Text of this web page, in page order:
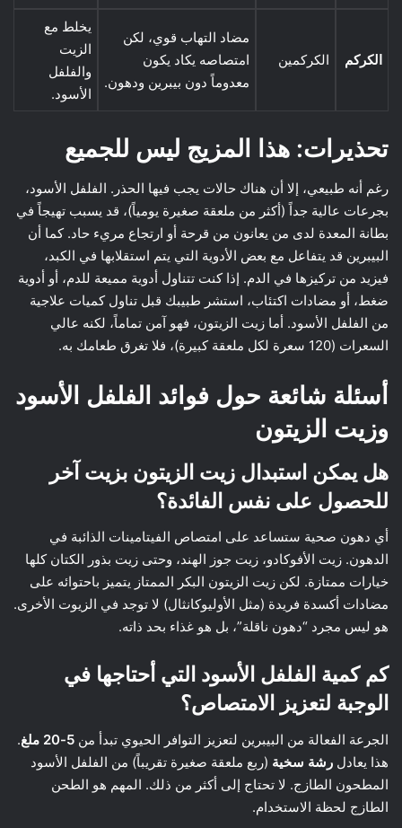
الكركم الكركمين
مضاد التهاب قوي، لكن
امتصاصه يكاد يكون
معدوماً دون بيبرين ودهون.
يخلط مع
الزيت
والفلفل
الأسود.
تحذيرات: هذا المزيج ليس للجميع
رغم أنه طبيعي، إلا أن هناك حالات يجب فيها الحذر. الفلفل الأسود،
بجرعات عالية جداً (أكثر من ملعقة صغيرة يومياً)، قد يسبب تهيجاً في
بطانة المعدة لدى من يعانون من قرحة أو ارتجاع مريء حاد. كما أن
البيبرين قد يتفاعل مع بعض الأدوية التي يتم استقلابها في الكبد،
فيزيد من تركيزها في الدم. إذا كنت تتناول أدوية مميعة للدم، أو أدوية
ضغط، أو مضادات اكتئاب، استشر طبيبك قبل تناول كميات علاجية
من الفلفل الأسود. أما زيت الزيتون، فهو آمن تماماً، لكنه عالي
السعرات (120 سعرة لكل ملعقة كبيرة)، فلا تغرق طعامك به.
أسئلة شائعة حول فوائد الفلفل الأسود
وزيت الزيتون
هل يمكن استبدال زيت الزيتون بزيت آخر
للحصول على نفس الفائدة؟
أي دهون صحية ستساعد على امتصاص الفيتامينات الذائبة في
الدهون. زيت الأفوكادو، زيت جوز الهند، وحتى زيت بذور الكتان كلها
خيارات ممتازة. لكن زيت الزيتون البكر الممتاز يتميز باحتوائه على
مضادات أكسدة فريدة (مثل الأوليوكانثال) لا توجد في الزيوت الأخرى.
هو ليس مجرد “دهون ناقلة”، بل هو غذاء بحد ذاته.
كم كمية الفلفل الأسود التي أحتاجها في
الوجبة لتعزيز الامتصاص؟
الجرعة الفعالة من البيبرين لتعزيز التوافر الحيوي تبدأ من 5-20 ملغ
.
هذا يعادل رشة سخية (ربع ملعقة صغيرة تقريباً) من الفلفل الأسود
المطحون الطازج. لا تحتاج إلى أكثر من ذلك. المهم هو الطحن
الطازج لحظة الاستخدام.